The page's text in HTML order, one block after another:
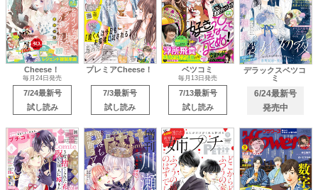
Cheese！
毎月24日発売
7/24最新号
試し読み
プレミアCheese！
7/3最新号
試し読み
ベツコミ
毎月13日発売
7/13最新号
試し読み
デラックスベツコ
ミ
6/24最新号
発売中